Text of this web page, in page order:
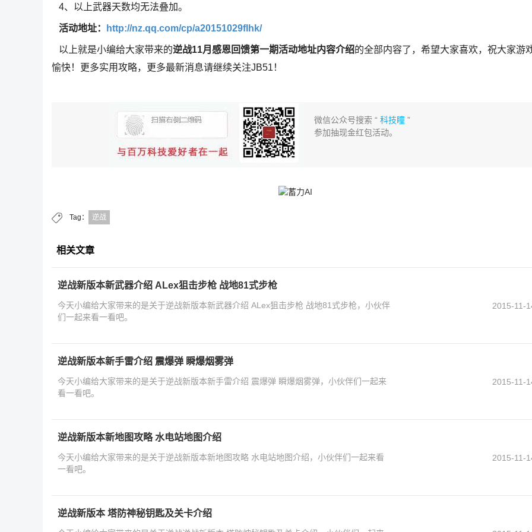
4、以上武器天数均无法叠加。
活动地址： http://nz.qq.com/cp/a20151029flhk/
以上就是小编给大家带来的逆战11月感恩回馈第一期活动地址内容介绍的全部内容了，希望大家喜欢，祝大家游
愉快！更多实用攻略，更多最新消息请继续关注JB51！
微信公众号搜索 “科技瞳 ”
参加抽现金红包活动。
Tag： 逆战
相关文章
逆战新版本新武器介绍 ALex狙击步枪 战地81式步枪
今天小编给大家带来的是关于逆战新版本新武器介绍 ALex狙击步枪 战地81式步枪，小伙伴
们一起来看一看吧。
2015-11-
逆战新版本新手雷介绍 震爆弹 瞬爆烟雾弹
今天小编给大家带来的是关于逆战新版本新手雷介绍 震爆弹 瞬爆烟雾弹，小伙伴们一起来
看一看吧。
2015-11-
逆战新版本新地图攻略 水电站地图介绍
今天小编给大家带来的是关于逆战新版本新地图攻略 水电站地图介绍，小伙伴们一起来看
一看吧。
2015-11-
逆战新版本 塔防神秘钥匙及关卡介绍